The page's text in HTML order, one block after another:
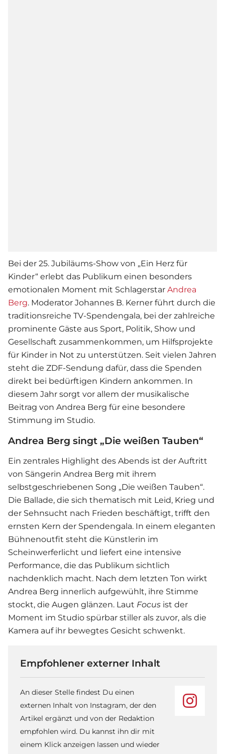
Bei der 25. Jubiläums-Show von „Ein Herz für
Kinder“ erlebt das Publikum einen besonders
emotionalen Moment mit Schlagerstar Andrea
Berg. Moderator Johannes B. Kerner führt durch die
traditionsreiche TV-Spendengala, bei der zahlreiche
prominente Gäste aus Sport, Politik, Show und
Gesellschaft zusammenkommen, um Hilfsprojekte
für Kinder in Not zu unterstützen. Seit vielen Jahren
steht die ZDF-Sendung dafür, dass die Spenden
direkt bei bedürftigen Kindern ankommen. In
diesem Jahr sorgt vor allem der musikalische
Beitrag von Andrea Berg für eine besondere
Stimmung im Studio.
Andrea Berg singt „Die weißen Tauben“
Ein zentrales Highlight des Abends ist der Auftritt
von Sängerin Andrea Berg mit ihrem
selbstgeschriebenen Song „Die weißen Tauben“.
Die Ballade, die sich thematisch mit Leid, Krieg und
der Sehnsucht nach Frieden beschäftigt, trifft den
ernsten Kern der Spendengala. In einem eleganten
Bühnenoutfit steht die Künstlerin im
Scheinwerferlicht und liefert eine intensive
Performance, die das Publikum sichtlich
nachdenklich macht. Nach dem letzten Ton wirkt
Andrea Berg innerlich aufgewühlt, ihre Stimme
stockt, die Augen glänzen. Laut Focus ist der
Moment im Studio spürbar stiller als zuvor, als die
Kamera auf ihr bewegtes Gesicht schwenkt.
Empfohlener externer Inhalt
An dieser Stelle findest Du einen
externen Inhalt von Instagram, der den
Artikel ergänzt und von der Redaktion
empfohlen wird. Du kannst ihn dir mit
einem Klick anzeigen lassen und wieder